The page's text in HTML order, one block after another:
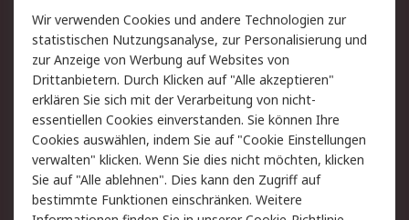
Rücksendungen
Kontakt
Hilfe
Rechtliches
AGB
Datenschutz
Cookie-Richtlinie
Zahlungsbedingungen
Copyright/Impressum
Wir verwenden Cookies und andere Technologien zur
statistischen Nutzungsanalyse, zur Personalisierung und
zur Anzeige von Werbung auf Websites von
Drittanbietern. Durch Klicken auf "Alle akzeptieren"
erklären Sie sich mit der Verarbeitung von nicht-
essentiellen Cookies einverstanden. Sie können Ihre
Cookies auswählen, indem Sie auf "Cookie Einstellungen
verwalten" klicken. Wenn Sie dies nicht möchten, klicken
Sie auf "Alle ablehnen". Dies kann den Zugriff auf
bestimmte Funktionen einschränken. Weitere